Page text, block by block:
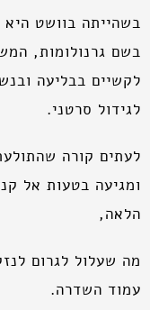
בשהייתה בוושט היא
בשם גרנולומות,
לקשיים בבליעה
לגידול סרטני.
לעתים קורה
ומגיעה בטעות אל
הלאה,
מה שעלול לגרום
עמוד השדרה.